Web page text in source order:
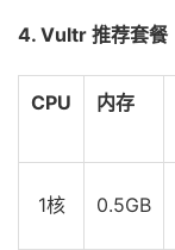
4. Vultr 推荐套餐
CPU 内存
1核 0.5GB